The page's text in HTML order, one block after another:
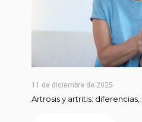
11 de diciembre de 2025
Artrosis y artritis: